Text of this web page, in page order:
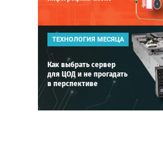
ТЕХНОЛОГИЯ МЕСЯЦА
Как выбрать сервер
для ЦОД и не прогадать
в перспективе